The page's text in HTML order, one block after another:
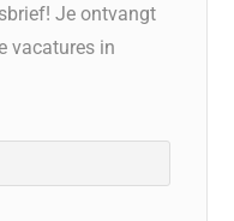
Je ontvangt
vacatures in